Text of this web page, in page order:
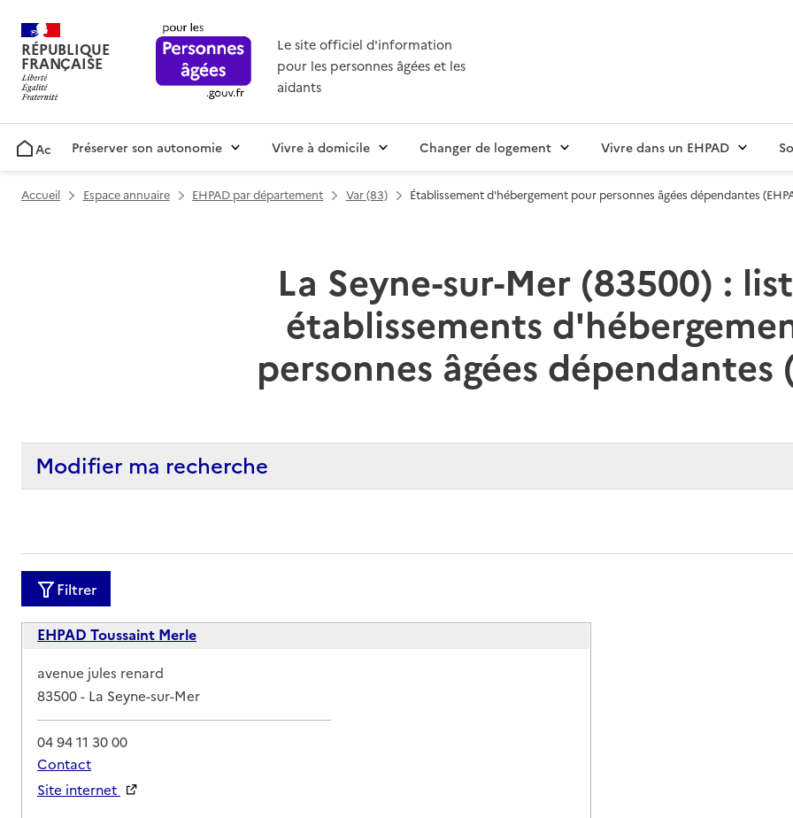
RÉPUBLIQUE
FRANÇAISE
Le site officiel d'information
pour les personnes âgées et les
aidants
AccueilPréserver son autonomie Vivre à domicile Changer de logement Vivre dans un EHPAD
Accueil Espace annuaire EHPAD par département Var (83) Établissement d'hébergement pour personnes âgées dépendantes
La Seyne-sur-Mer (83500) :
établissements
personnes âgées dépendantes
Modifier ma recherche
Filtrer
EHPAD Toussaint Merle
Adresse
avenue jules renard
83500- La Seyne-sur-Mer
04 94 11 30 00
Contact
Site internet